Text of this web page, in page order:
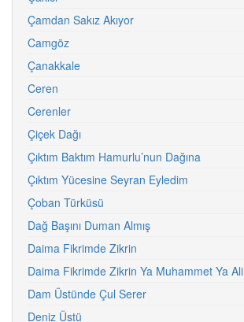
Çamdan Sakız Akıyor
Camgöz
Çanakkale
Ceren
Cerenler
Çiçek Dağı
Çıktım Baktım Hamurlu’nun Dağına
Çıktım Yücesine Seyran Eyledim
Çoban Türküsü
Dağ Başını Duman Almış
Daima Fikrimde Zikrin
Daima Fikrimde Zikrin Ya Muhammet Ya Ali
Dam Üstünde Çul Serer
Deniz Üstü